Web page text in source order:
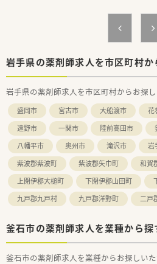
専門性の高い知識を深めることが
■管理薬剤師は社長が兼任してお
【求人情報について】
■ご自身の経験やスキルを最大限
■平日は早めの17時終業で、残業
いため、プライベートの時間を大
■単身用の住宅あり！家具家電付
台付きで手厚いサポートが魅力
岩手県の薬剤師求人を市区町村か
岩手県の薬剤師求人を市区町村からお探し
盛岡市 宮古市 大船渡市 花
遠野市
一関市 陸前高田市
八幡平市
奥州市 滝沢市 岩
紫波郡紫波町
紫波郡矢巾町 和賀
上閉伊郡大槌町
下閉伊郡山田町
九戸郡九戸村
九戸郡洋野町 二戸
釜石市の薬剤師求人を業種から探
釜石市の薬剤師求人を業種からお探しいた